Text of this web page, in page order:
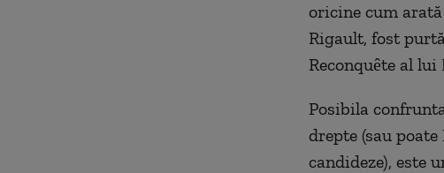
oricine cum
Rigault, fost
Reconquête al
Posibila
drepte (sau
candideze), este